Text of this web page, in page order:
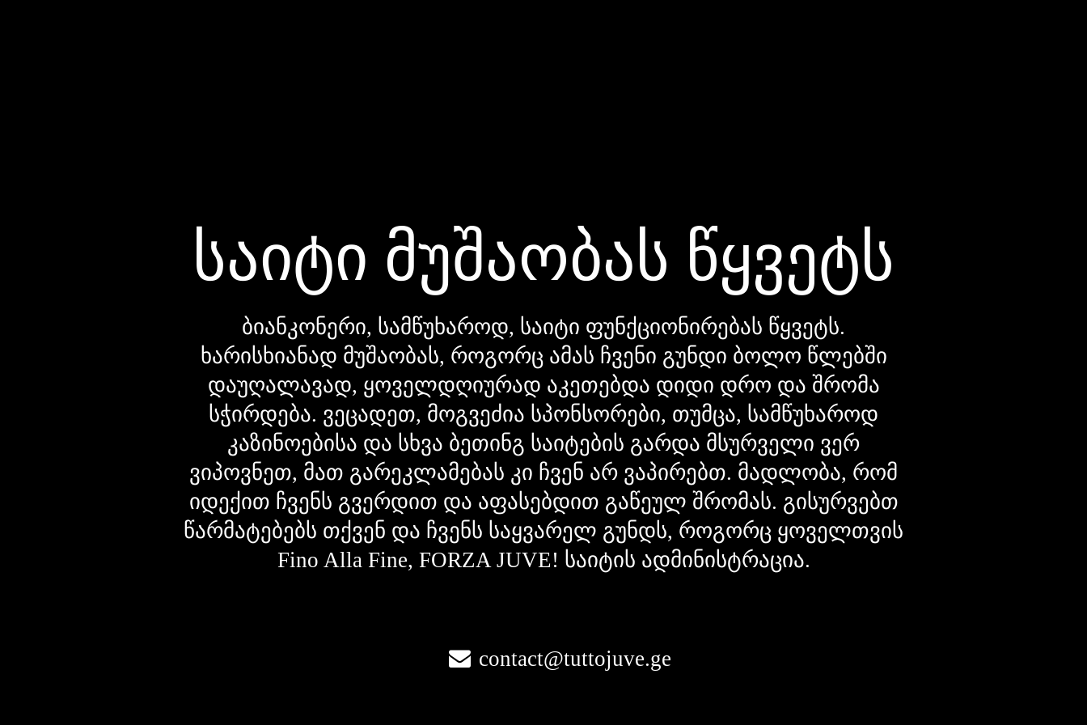
საიტი მუშაობას წყვეტს
ბიანკონერი, სამწუხაროდ, საიტი ფუნქციონირებას წყვეტს.
ხარისხიანად მუშაობას, როგორც ამას ჩვენი გუნდი ბოლო წლებში
დაუღალავად, ყოველდღიურად აკეთებდა დიდი დრო და შრომა
სჭირდება. ვეცადეთ, მოგვეძია სპონსორები, თუმცა, სამწუხაროდ
კაზინოებისა და სხვა ბეთინგ საიტების გარდა მსურველი ვერ
ვიპოვნეთ, მათ გარეკლამებას კი ჩვენ არ ვაპირებთ. მადლობა, რომ
იდექით ჩვენს გვერდით და აფასებდით გაწეულ შრომას. გისურვებთ
წარმატებებს თქვენ და ჩვენს საყვარელ გუნდს, როგორც ყოველთვის
Fino Alla Fine, FORZA JUVE! საიტის ადმინისტრაცია.
contact@tuttojuve.ge